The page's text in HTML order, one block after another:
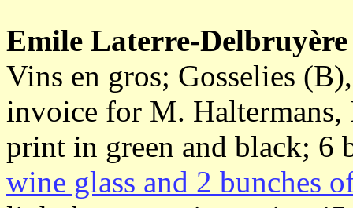
Emile Laterre-Delbruyère
Vins en gros; Gosselies
invoice for M. Haltermans,
print in green and black;
wine glass and 2 bunches